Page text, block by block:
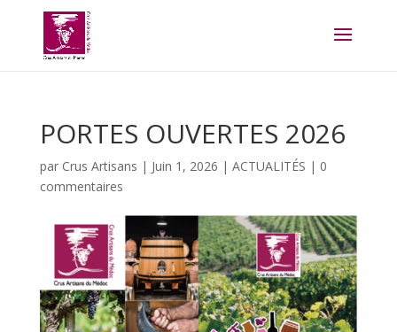
PORTES OUVERTES 2026
par Crus Artisans | Juin 1, 2026 | ACTUALITÉS | 0
commentaires